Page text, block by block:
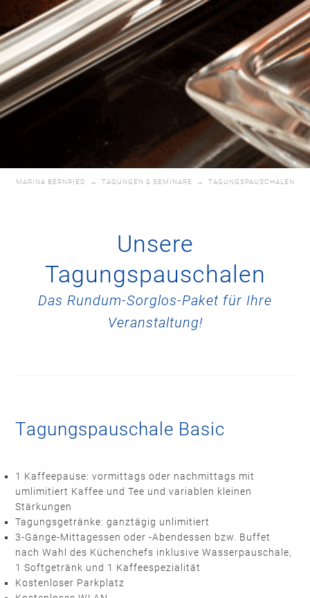
MARINA BERNRIED → TAGUNGEN & SEMINARE → TAGUNGSPAUSCHALEN
Unsere
Tagungspauschalen
Das Rundum-Sorglos-Paket für Ihre
Veranstaltung!
Tagungspauschale Basic
1 Kaffeepause: vormittags oder nachmittags mit
umlimitiert Kaffee und Tee und variablen kleinen
Stärkungen
Tagungsgetränke: ganztägig unlimitiert
3-Gänge-Mittagessen oder -Abendessen bzw. Buffet
nach Wahl des Küchenchefs inklusive Wasserpauschale,
1 Softgetränk und 1 Kaffeespezialität
Kostenloser Parkplatz